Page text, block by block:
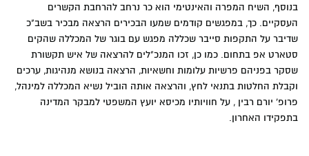
בנוסף, השיח המפרה והאינטימי הוא כר נרחב להרחבת הקשרים
העסקיים. כך, במפגשים קודמים שמעו הבכירים הרצאה מבכיר בשב"כ
שדיבר על התקפות סייבר שכללה מפגש עם בוגר של המכללה שהקים
סטארט אפ בתחום. כמו כן, זכו המנכ"לים להרצאה של איש תקשורת
שסקר בפניהם פרשיות עלומות וחשאיות, הרצאה בנושא מנהיגות, ערכים
וקבלת החלטות בתנאי לחץ, והרצאה אותה הוביל נשיא המכללה למינהל,
פרופ' יורם רבין , על חוויותיו מכיסא יועץ המשפטי למבקר המדינה
בתפקידו האחרון.